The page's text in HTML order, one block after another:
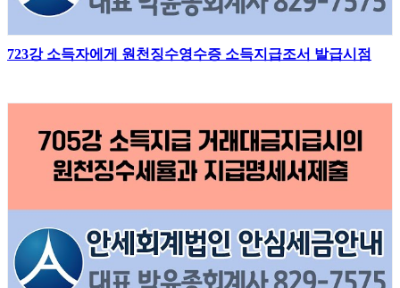
723강 소득자에게 원천징수영수증 소득지급조서 발급시점